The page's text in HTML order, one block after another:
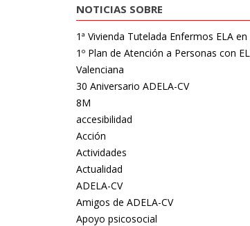
NOTICIAS SOBRE
1ª Vivienda Tutelada Enfermos ELA en
1º Plan de Atención a Personas con
Valenciana
30 Aniversario ADELA-CV
8M
accesibilidad
Acción
Actividades
Actualidad
ADELA-CV
Amigos de ADELA-CV
Apoyo psicosocial